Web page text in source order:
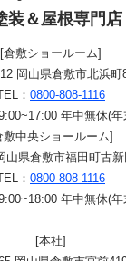
装＆屋根専門
[倉敷ショールーム]
岡山県倉敷市北浜町
： 0800-808-1116
年中無休(年
敷中央ショールーム]
山県倉敷市福田町古
： 0800-808-1116
年中無休(年
[本社]